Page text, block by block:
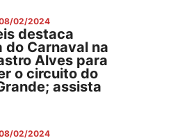
02/2024
destaca
Carnaval na
Alves para
o circuito do
assista
02/2024